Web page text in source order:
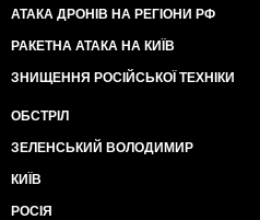
АТАКА ДРОНІВ НА РЕГІОНИ РФ
РАКЕТНА АТАКА НА КИЇВ
ЗНИЩЕННЯ РОСІЙСЬКОЇ ТЕХНІКИ
ОБСТРІЛ
ЗЕЛЕНСЬКИЙ ВОЛОДИМИР
КИЇВ
РОСІЯ